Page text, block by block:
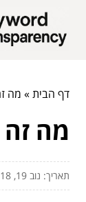
דף הבית» מה
מה זה
תאריך: נוב 19, 2018